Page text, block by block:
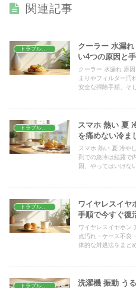
関連記事
トラブル解決
クーラー 水漏
い4つの原因と
クーラー 水漏れ 原
まりやフィルター汚
安全な掃除手順、そ
トラブル解決
スマホ 熱い 夏
を痛めない冷ま
スマホ 熱い 夏 冷や
剤での急冷は結露で
因、やってはいけな
ワイヤレスイヤ
手順で今すぐ復
ワイヤレスイヤホン
点汚れ・ケース不良
体的な対処法をまと
洗濯機 振動 う